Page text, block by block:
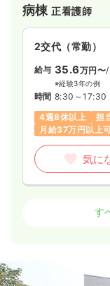
病棟正看護師
2交代（常勤）
給与 35.6万円〜
※経験3年の例
時間 8:30～17:30
4週8休以上
担
月給37万円以上
気に
正看
※経験3年の例
す